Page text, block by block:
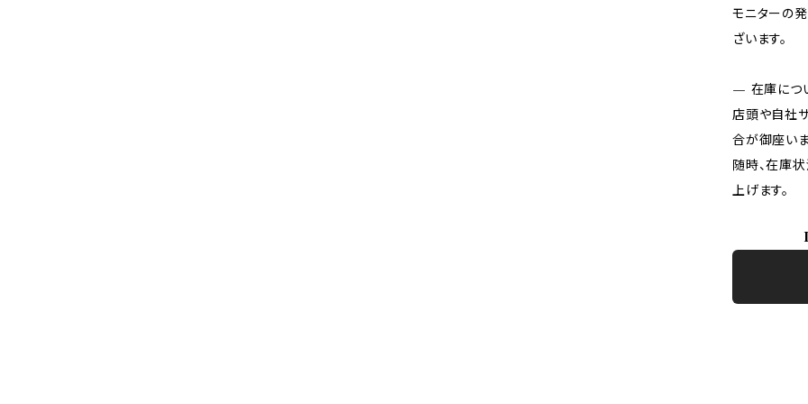
モニターの
ざいます。
— 在庫につ
店頭や自社
合が御座いま
随時、在庫
上げます。